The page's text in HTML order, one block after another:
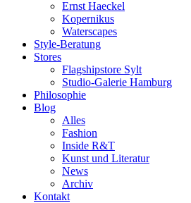
Ernst Haeckel
Kopernikus
Waterscapes
Style-Beratung
Stores
Flagshipstore Sylt
Studio-Galerie Hamburg
Philosophie
Blog
Alles
Fashion
Inside R&T
Kunst und Literatur
News
Archiv
Kontakt